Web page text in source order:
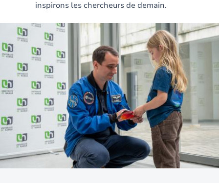
inspirons les chercheurs de demain.
Image